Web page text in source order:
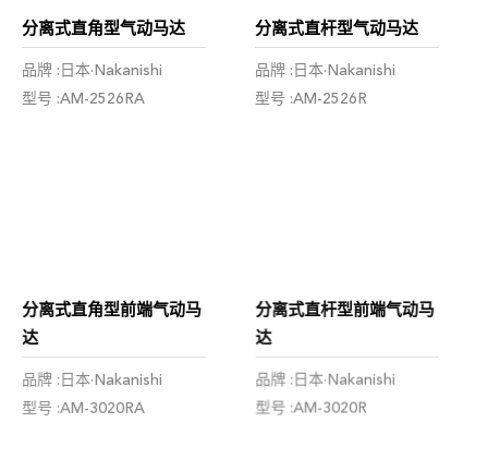
分离式直角型气动马达
品牌 :日本·Nakanishi
型号 :AM-2526RA
分离式直杆型气动马达
品牌 :日本·Nakanishi
型号 :AM-2526R
分离式直角型前端气动马
达
品牌 :日本·Nakanishi
型号 :AM-3020RA
分离式直杆型前端气动马
达
品牌 :日本·Nakanishi
型号 :AM-3020R